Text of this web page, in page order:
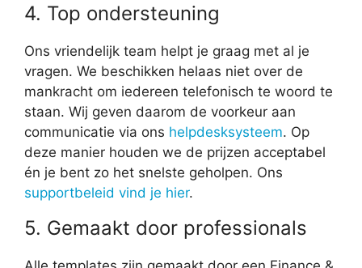
4. Top ondersteuning
Ons vriendelijk team helpt je graag met al je
vragen. We beschikken helaas niet over de
mankracht om iedereen telefonisch te woord te
staan. Wij geven daarom de voorkeur aan
communicatie via ons helpdesksysteem. Op
deze manier houden we de prijzen acceptabel
én je bent zo het snelste geholpen. Ons
supportbeleid vind je hier.
5. Gemaakt door professionals